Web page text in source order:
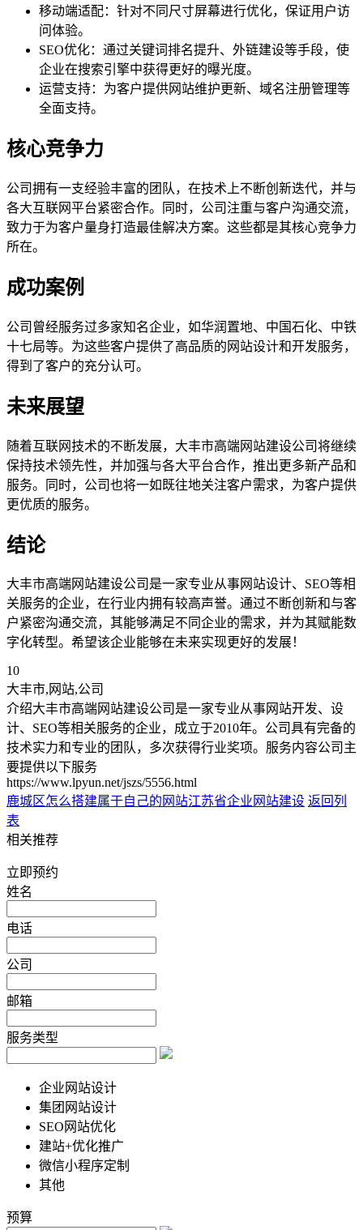
移动端适配：针对不同尺寸屏幕进行优化，保证用户访
问体验。
SEO优化：通过关键词排名提升、外链建设等手段，使
企业在搜索引擎中获得更好的曝光度。
运营支持：为客户提供网站维护更新、域名注册管理等
全面支持。
核心竞争力
公司拥有一支经验丰富的团队，在技术上不断创新迭代，并与
各大互联网平台紧密合作。同时，公司注重与客户沟通交流，
致力于为客户量身打造最佳解决方案。这些都是其核心竞争力
所在。
成功案例
公司曾经服务过多家知名企业，如华润置地、中国石化、中铁
十七局等。为这些客户提供了高品质的网站设计和开发服务，
得到了客户的充分认可。
未来展望
随着互联网技术的不断发展，大丰市高端网站建设公司将继续
保持技术领先性，并加强与各大平台合作，推出更多新产品和
服务。同时，公司也将一如既往地关注客户需求，为客户提供
更优质的服务。
结论
大丰市高端网站建设公司是一家专业从事网站设计、SEO等相
关服务的企业，在行业内拥有较高声誉。通过不断创新和与客
户紧密沟通交流，其能够满足不同企业的需求，并为其赋能数
字化转型。希望该企业能够在未来实现更好的发展！
10
大丰市,网站,公司
介绍大丰市高端网站建设公司是一家专业从事网站开发、设
计、SEO等相关服务的企业，成立于2010年。公司具有完备的
技术实力和专业的团队，多次获得行业奖项。服务内容公司主
要提供以下服务
https://www.lpyun.net/jszs/5556.html
鹿城区怎么搭建属于自己的网站江苏省企业网站建设 返回列
表
相关推荐
立即预约
姓名
电话
公司
邮箱
服务类型
企业网站设计
集团网站设计
SEO网站优化
建站+优化推广
微信小程序定制
其他
预算